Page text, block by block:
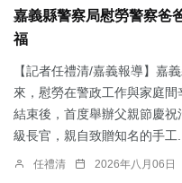
嘉義縣警察局慰勞警察爸
福
【記者任禮清/嘉義報導】嘉
來，慰勞在警政工作與家庭
結束後，首度舉辦父親節慶
級長官，親自致贈知名的手工
任禮清 2026年八月06日